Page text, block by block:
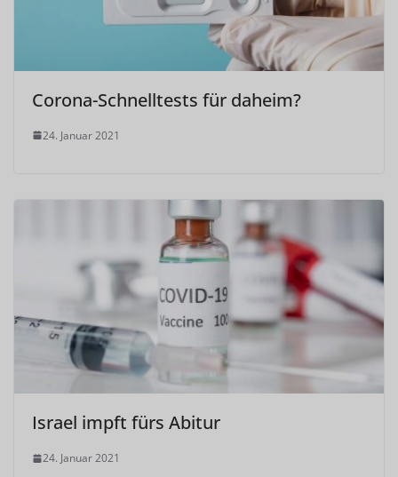
Corona-Schnelltests für daheim?
24. Januar 2021
Israel impft fürs Abitur
24. Januar 2021